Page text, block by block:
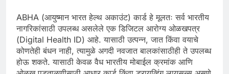
ABHA (आयुष्मान भारत हेल्थ अकाउंट) कार्ड हे मूलतः सर्व भारतीय
नागरिकांसाठी उपलब्ध असलेले एक डिजिटल आरोग्य ओळखपत्र
(Digital Health ID) आहे. यासाठी उत्पन्न, जात किंवा वयाचे
कोणतेही बंधन नाही, त्यामुळे अगदी नवजात बालकांसाठीही ते उपलब्ध
होऊ शकते. यासाठी केवळ वैध भारतीय मोबाईल क्रमांक आणि